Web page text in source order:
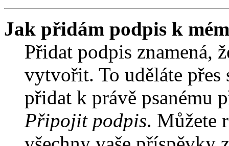
Jak přidám podpis k
Přidat podpis znamená,
vytvořit. To uděláte
přidat k právě psanému
Připojit podpis. Můžete